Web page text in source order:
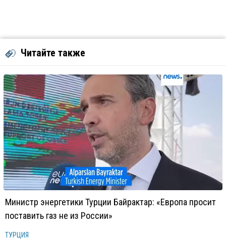
Читайте также
Министр энергетики Турции Байрактар: «Европа просит
поставить газ не из России»
ТУРЦИЯ